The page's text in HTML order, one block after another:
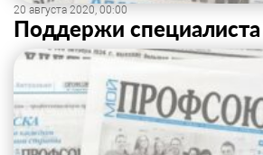
20 августа 2020, 00:00
Поддержи специалиста